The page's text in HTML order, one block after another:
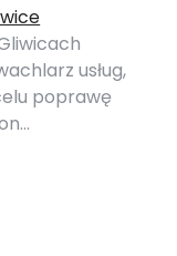
usług,
poprawę